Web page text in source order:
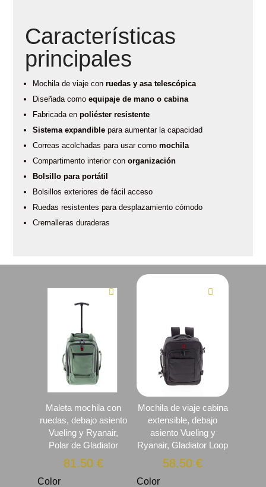
Características
principales
Mochila de viaje conruedas y asa telescópica
Diseñada comoequipaje de mano o cabina
Fabricada enpoliéster resistente
Sistema expandible para aumentar la capacidad
Correas acolchadas para usar comomochila
Compartimento interior conorganización
Bolsillo para portátil
Bolsillos exteriores de fácil acceso
Ruedas resistentes para desplazamiento cómodo
Cremalleras duraderas
Maleta mochila con
ruedas, debajo asiento
Vueling y Ryanair,
Polar de Gladiator
81.50 €
Color
Mochila de viaje cabina
extensible, debajo
asiento Vueling y
Ryanair, Gladiator Loop
58.50€
Color